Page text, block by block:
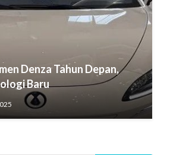
Denza Tahun Depan,
Baru